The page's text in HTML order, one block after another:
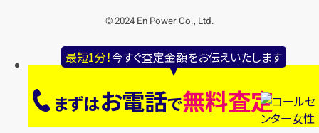
最短1分！今すぐ査定金額をお伝えいたします
まずはお電話で無料査定
© 2024 En Power Co., Ltd.